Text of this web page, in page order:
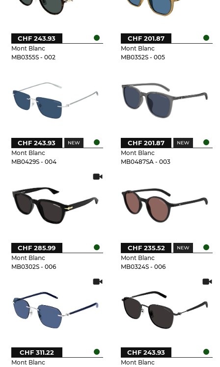
Mont Blanc
MB0355S - 002
CHF 243.93
Mont Blanc
MB0352S - 005
CHF 201.87
Mont Blanc
MB0429S - 004
CHF 243.93
Mont Blanc
MB0487SA - 003
CHF 201.87
Mont Blanc
MB0302S - 006
CHF 285.99
Mont Blanc
MB0324S - 006
CHF 235.52
Mont Blanc
CHF 311.22
Mont Blanc
CHF 243.93